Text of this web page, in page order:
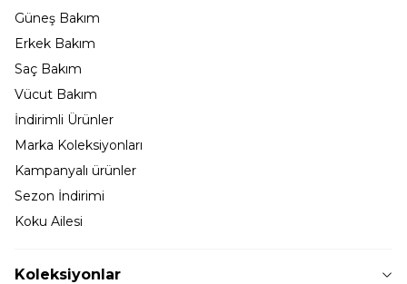
Güneş Bakım
Erkek Bakım
Saç Bakım
Vücut Bakım
İndirimli Ürünler
Marka Koleksiyonları
Kampanyalı ürünler
Sezon İndirimi
Koku Ailesi
Koleksiyonlar